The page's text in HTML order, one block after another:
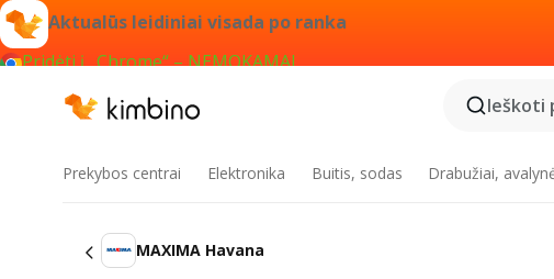
Aktualūs leidiniai visada po ranka
Pridėti į „Chrome“ – NEMOKAMAI
Ieškoti
Prekybos centrai Elektronika Buitis, sodas Drabužiai,
MAXIMA Havana